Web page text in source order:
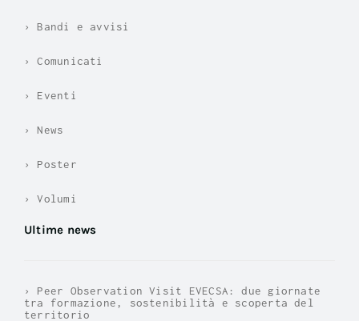
› Bandi e avvisi
› Comunicati
› Eventi
› News
› Poster
› Volumi
Ultime news
› Peer Observation Visit EVECSA: due giornate
tra formazione, sostenibilità e scoperta del
territorio